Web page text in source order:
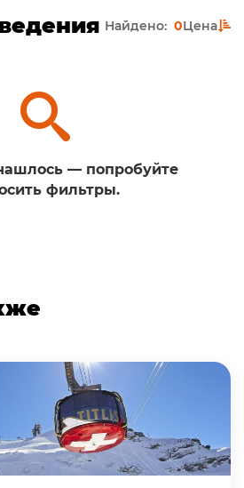
Найдено: 0Цена
— попробуйте
фильтры.